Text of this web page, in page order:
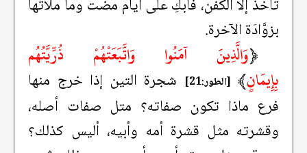
تأخذ إلا الكفن، فابكِ على أيام مضت وما ملأتَها
بزوَّادَة الآخرة.
﴿وَالَّذِينَ آمَنُوا وَاتَّبَعَتْهُمْ ذُرِّيَّتُهُم
بِإِيمَانٍ﴾ [الطور:21]
شجرة التين إذا خرج منها
فرع ماذا تكون صفاته؟ متل صفات أصله،
وقشرته مثل قشرة أمه وأبيه، أليس كذلك؟